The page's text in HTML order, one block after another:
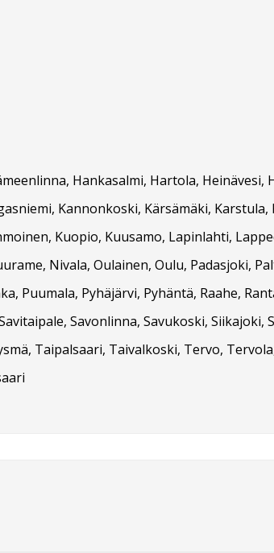
Hankasalmi, Hartola, Heinävesi,
Kannonkoski, Kärsämäki,
Kuopio, Kuusamo, Lapinlahti,
Nivala, Oulainen, Oulu, Padasjoki,
Puumala, Pyhäjärvi, Pyhäntä, Raahe,
Savonlinna, Savukoski, Siikajoki,
Taipalsaari, Taivalkoski, Tervo,